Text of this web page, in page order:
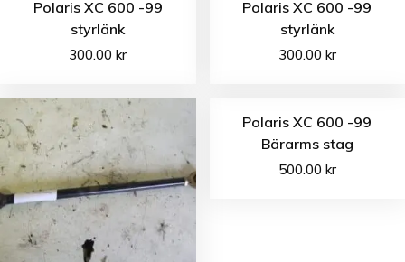
Polaris XC 600 -99
styrlänk
300.00kr
Polaris XC 600 -99
styrlänk
300.00 kr
Polaris XC 600 -99
Bärarms stag
500.00 kr